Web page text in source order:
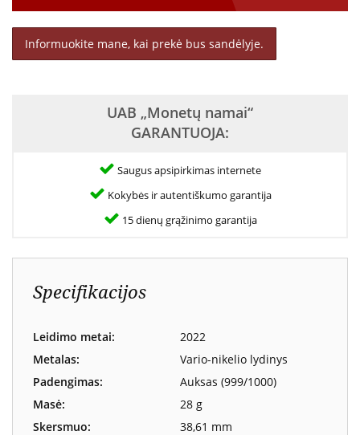
Informuokite mane, kai prekė bus sandėlyje.
UAB „Monetų namai“
GARANTUOJA:
Saugus apsipirkimas internete
Kokybės ir autentiškumo garantija
15 dienų grąžinimo garantija
Specifikacijos
Leidimo metai:
2022
Metalas:
Vario-nikelio lydinys
Padengimas:
Auksas (999/1000)
Masė:
28 g
Skersmuo:
38,61 mm